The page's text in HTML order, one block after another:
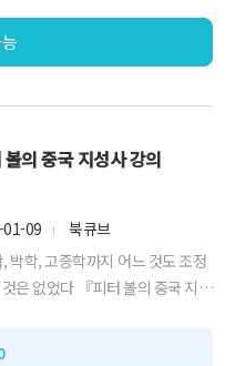
로 거듭났다. 2013년 10,323개
19...
의 중국 지성사 강의
09
북큐브
박학, 고증학까지 어느 것도 조정
은 없었다 『피터 볼의 중국 지성